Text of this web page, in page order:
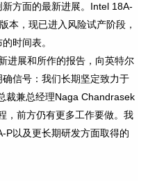
方面的最新进展。Intel 18A-
本，现已进入风险试产阶段，
时间表。
进展和所作的报告，向英特尔
信号：我们长期坚定致力于
裁兼总经理Naga Chandrasek
，前方仍有更多工作要做。我
P以及更长期研发方面取得的